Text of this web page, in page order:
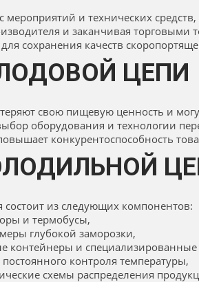
и технических
и заканчивая
сохранения качеств
ЦЕПИ
свою пищевую ценность и
оборудования и технологии
конкурентоспособность
из следующих компонентов:
и термобусы,
глубокой заморозки,
контейнеры и
контроля температуры,
схемы распределения